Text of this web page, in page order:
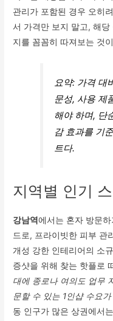
관리가 포함된 경우 오히
서 가격만 보지 말고, 해
지를 꼼꼼히 따져보는 것
요약: 가격 대
문성, 사용 제
해야 하며, 단
감 효과를 기
트다.
지역별 인기
강남역에서는 혼자 방문
드로, 프라이빗한 피부 관
개성 강한 인테리어의 소
증샷을 위해 찾는 핫플로
대에 종로나 여의도 업무
문할 수 있는 1인샵 수요
동 인구가 많은 상권에서